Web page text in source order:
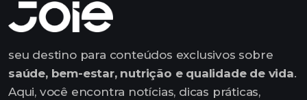
seu destino para conteúdos exclusivos sobre
saúde, bem-estar, nutrição e qualidade de vida.
Aqui, você encontra notícias, dicas práticas,